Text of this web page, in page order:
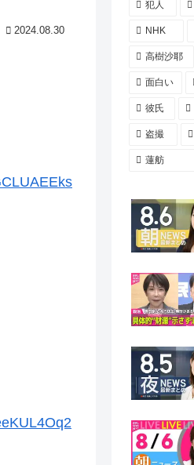
2024.08.30
犯人
NHK
高樹沙耶
面白い
彼氏
盗撮
蓮舫